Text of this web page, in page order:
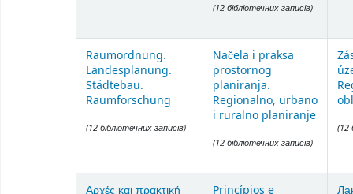
(12 бібліотечних записів)
Raumordnung.
Landesplanung.
Städtebau.
Raumforschung
(12 бібліотечних записів)
Načela i praksa
prostornog
planiranja.
Regionalno, urbano
i ruralno planiranje
(12 бібліотечних записів)
(12
Αρχές και πρακτική Princípios e